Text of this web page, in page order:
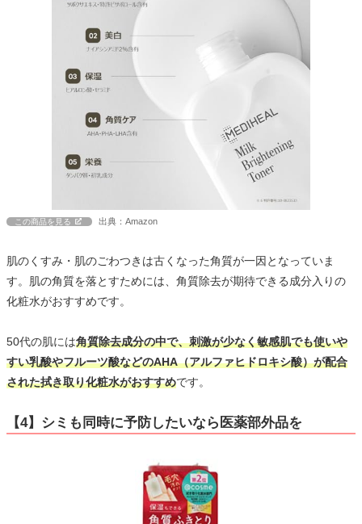
この商品を見る 出典：Amazon
肌のくすみ・肌のごわつきは古くなった角質が一因となっていま
す。肌の角質を落とすためには、角質除去が期待できる成分入りの
化粧水がおすすめです。
50代の肌には角質除去成分の中で、刺激が少なく敏感肌でも使いや
すい乳酸やフルーツ酸などのAHA（アルファヒドロキシ酸）が配合
された拭き取り化粧水がおすすめです。
【4】シミも同時に予防したいなら医薬部外品を